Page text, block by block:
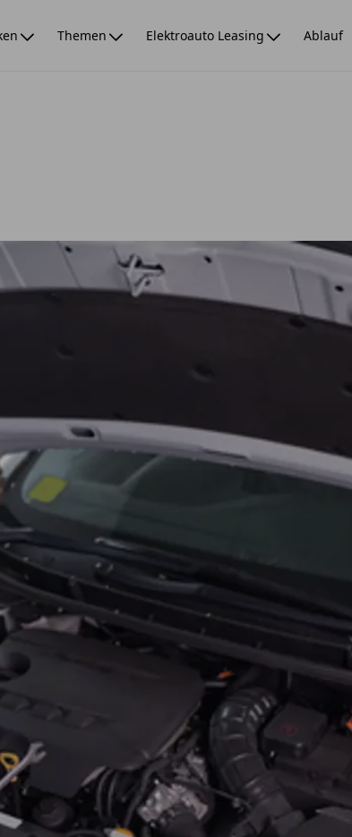
Themen Elektroauto Leasing Ablauf